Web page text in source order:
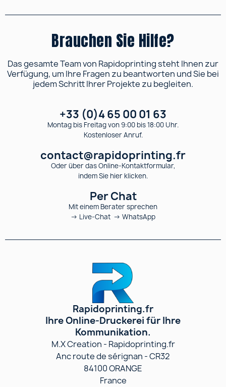
Brauchen Sie Hilfe?
Das gesamte Team von Rapidoprinting steht Ihnen zur
Verfügung, um Ihre Fragen zu beantworten und Sie bei
jedem Schritt Ihrer Projekte zu begleiten.
+33 (0)4 65 00 01 63
Montag bis Freitag von 9:00 bis 18:00 Uhr.
Kostenloser Anruf.
contact@rapidoprinting.fr
Oder über das Online-Kontaktformular,
indem Sie hier klicken.
Per Chat
Mit einem Berater sprechen
→ Live-Chat → WhatsApp
Rapidoprinting.fr
Ihre Online-Druckerei für Ihre
Kommunikation.
M.X Creation - Rapidoprinting.fr
Anc route de sérignan - CR32
84100 ORANGE
France